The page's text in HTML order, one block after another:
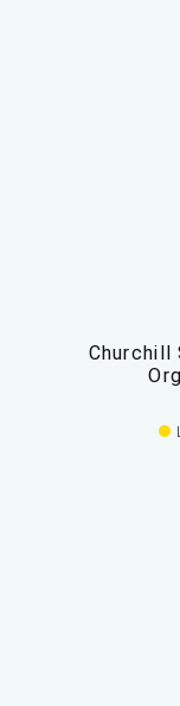
Churchill